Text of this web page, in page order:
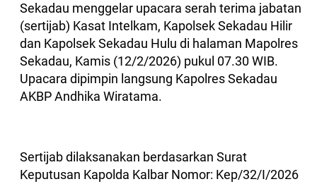
Sekadau menggelar upacara serah terima jabatan
(sertijab) Kasat Intelkam, Kapolsek Sekadau Hilir
dan Kapolsek Sekadau Hulu di halaman Mapolres
Sekadau, Kamis (12/2/2026) pukul 07.30 WIB.
Upacara dipimpin langsung Kapolres Sekadau
AKBP Andhika Wiratama.
Sertijab dilaksanakan berdasarkan Surat
Keputusan Kapolda Kalbar Nomor: Kep/32/I/2026